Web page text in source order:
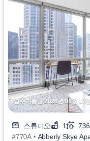
입주가능일 2026년 08월 17일
스튜디오 1
#770A • Abberly Skye